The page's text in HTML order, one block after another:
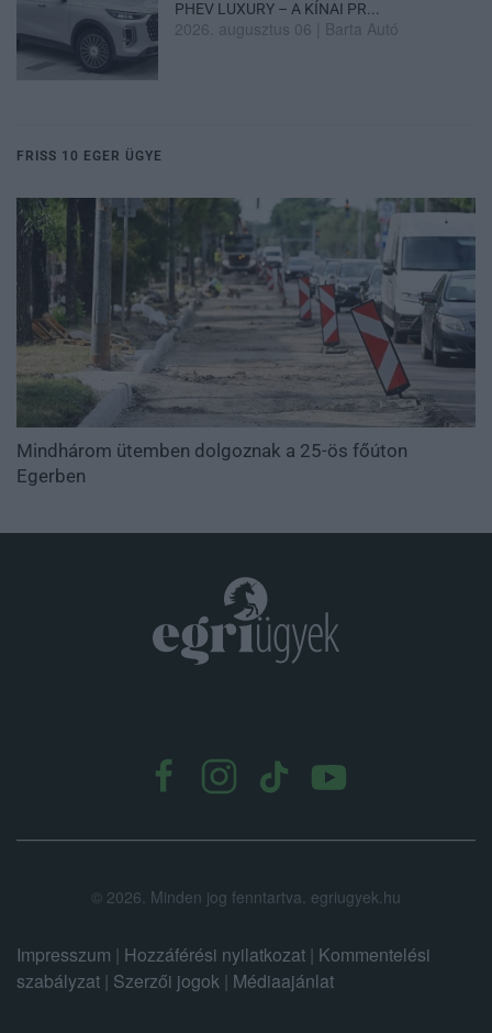
PHEV LUXURY – A KÍNAI PR...
2026. augusztus 06 Barta Autó
FRISS 10 EGER ÜGYE
Mindhárom ütemben dolgoznak a 25-ös főúton
Egerben
© 2026. Minden jog fenntartva. egriugyek.hu
Impresszum | Hozzáférési nyilatkozat | Kommentelési
szabályzat | Szerzői jogok | Médiaajánlat